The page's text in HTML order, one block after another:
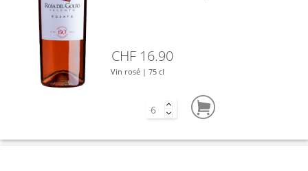
CHF 16.90
Vin rosé | 75 cl